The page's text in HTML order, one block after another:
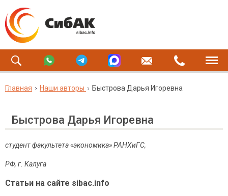
Главная Наши авторы Быстрова Дарья Игоревна
Быстрова Дарья Игоревна
студент факультета «экономика» РАНХиГС,
РФ, г Калуга
Статьи на сайте sibac.info